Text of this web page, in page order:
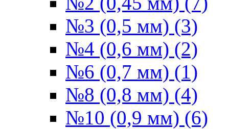
№3 (0,5 мм) (3)
№4 (0,6 мм) (2)
№6 (0,7 мм) (1)
№8 (0,8 мм) (4)
№10 (0,9 мм) (6)